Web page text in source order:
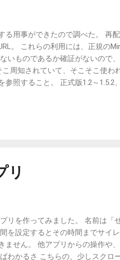
る用事ができたので調べた。 再
。 これらの利用には、正規の
いものであるか確証がないので
周知されていて、そこそこ使わ
照すること。 正式版1.2～1.5.2
る。 %VERSION% の部分には、
去版ダウンロードにも使われて
リ
リを作ってみました。 名前は「
を設定するとその時間までサイ
せん。 他アプリからの操作や
わかるさ こちらの、少しスクロ